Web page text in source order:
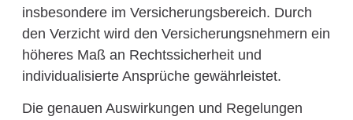
insbesondere im Versicherungsbereich. Durch
den Verzicht wird den Versicherungsnehmern ein
höheres Maß an Rechtssicherheit und
individualisierte Ansprüche gewährleistet.
Die genauen Auswirkungen und Regelungen